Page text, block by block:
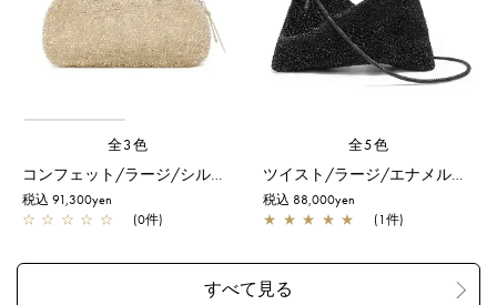
全3色
コンフェット/ラージ/シルバーゴールド
税込 91,300yen
☆ ☆ ☆ ☆ ☆ (0件)
全5色
ツイスト/ラージ/エナメルブラック
税込 88,000yen
★ ★ ★ ★ ★ (1件)